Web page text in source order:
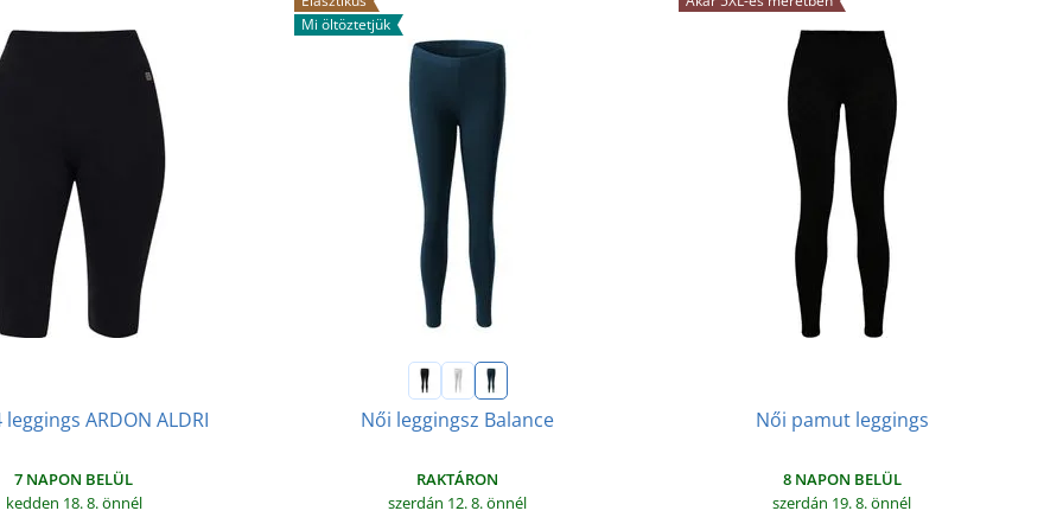
ARDON ALDRI
7 NAPON BELÜL
kedden 18. 8.önnél
Mi öltöztetjük
Női leggingsz Balance
RAKTÁRON
szerdán 12. 8.önnél
Női pamut leggings
8 NAPON BELÜL
szerdán 19. 8.önnél